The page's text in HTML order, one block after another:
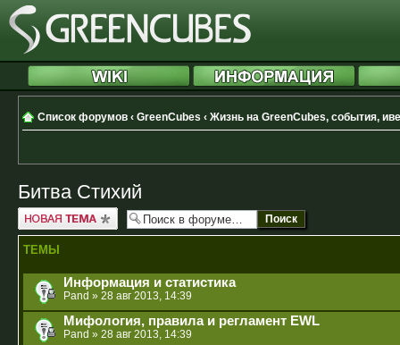
Список форумов ‹ GreenCubes ‹ Жизнь на GreenCubes, события,
Битва Стихий
Новая тема
ТЕМЫ
Информация и статистика
Pand » 28 авг 2013, 14:39
Мифология, правила и регламент EWL
Pand » 28 авг 2013, 14:39